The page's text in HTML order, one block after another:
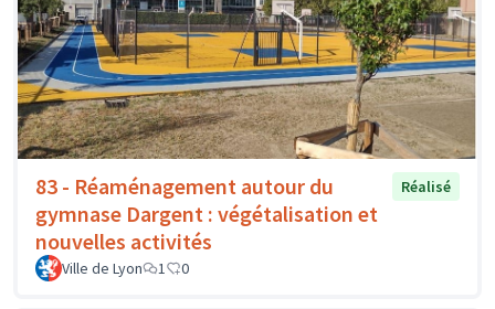
83 - Réaménagement autour du
gymnase Dargent : végétalisation et
nouvelles activités
Réalisé
Ville de Lyon 1 0